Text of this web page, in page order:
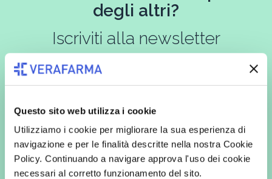
Questo sito web utilizza i cookie
Utilizziamo i cookie per migliorare la sua esperienza di
navigazione e per le finalità descritte nella nostra Cookie
Policy. Continuando a navigare approva l'uso dei cookie
necessari al corretto funzionamento del sito.
degli altri?
Iscriviti alla newsletter
redatta ai sensi del Regolamento EU 2016/679, acconsento
commerciali da parte di Verafarma, tra cui invio di comunicazioni
marketing (con modalità telematiche - quali ad es. newsletter ed e-mail
con inviti e comunicazioni commerciali - e modalità tradizionali, quali ad
es. posta cartacea)